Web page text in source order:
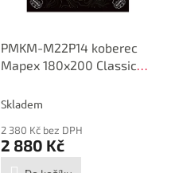
PMKM-M22P14 koberec
Mapex 180x200 Classic
Skladem
2 380 Kč bez DPH
2 880 Kč